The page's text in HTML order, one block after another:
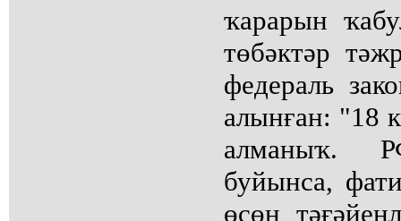
ҡарарын
төбәктәр
федераль
алынған: "18
алманыҡ.
буйынса,
өсөн